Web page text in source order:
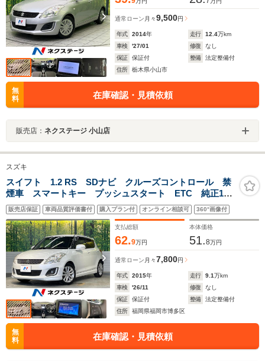
通常ローン 月々9,500円
年式 2014年 走行 12.4万km
車検
'27/01 修復
なし
保証
保証付 整備
法定整備付
住所
栃木県小山市
無
料
在庫確認・見積依頼
販売店： ネクステージ 小山店
スズキ
スイフト 1.2 RS SDナビ クルーズコントロール 禁
煙車 スマートキー プッシュスタート ETC 純正16
インチAW オートエアコン ヘッドライトレベライザ
ー パドルシフト フロントフォグライト 電動格納ミ
ラー
販売店保証 車両品質評価書付 購入プラン付 オンライン相談可 360°画像付
支払総額
62.9万円
本体価格
51.8万円
通常ローン 月々7,800円
年式 2015年 走行 9.1万km
車検
'26/11 修復
なし
保証
保証付 整備
法定整備付
住所
福岡県福岡市博多区
無
料
在庫確認・見積依頼